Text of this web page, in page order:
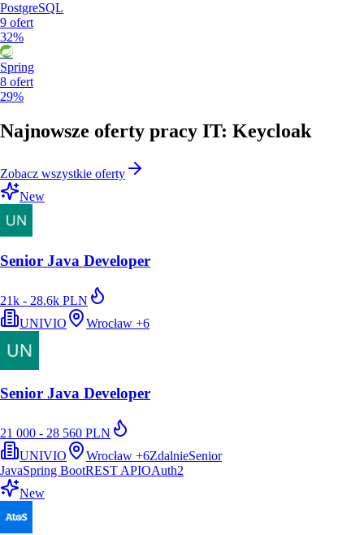
PostgreSQL
9 ofert
32%
Spring
8 ofert
29%
Najnowsze oferty pracy IT: Keycloak
Zobacz wszystkie oferty
New
Senior Java Developer
21k - 28.6k PLN
UNIVIO
Wrocław +6
Senior Java Developer
21 000 - 28 560 PLN
UNIVIO
Wrocław +6ZdalnieSenior
JavaSpring BootREST APIOAuth2
New